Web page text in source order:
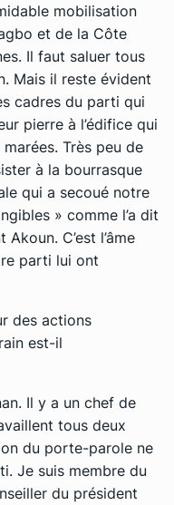
mobilisation
et de la Côte
Il faut saluer tous
Mais il reste évident
cadres du parti qui
pierre à l’édifice qui
Très peu de
à la bourrasque
qui a secoué notre
» comme l’a dit
C’est l’âme
parti lui ont
des actions
est-il
Il y a un chef de
tous deux
du porte-parole ne
Je suis membre du
du président